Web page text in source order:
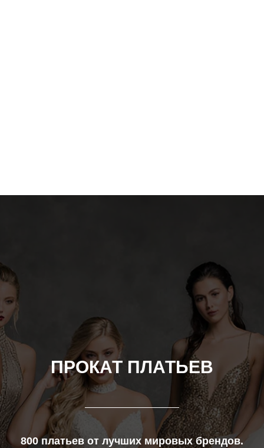
ПРОКАТ ПЛАТЬЕВ
800 платьев от лучших мировых брендов.